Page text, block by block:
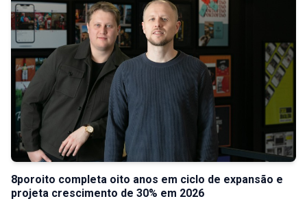
8poroito completa oito anos em ciclo de expansão e
projeta crescimento de 30% em 2026